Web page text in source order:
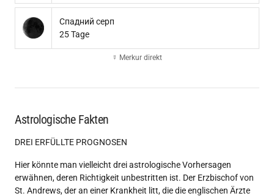
Спадний серп
25 Tage
☿ Merkur direkt
Astrologische Fakten
DREI ERFÜLLTE PROGNOSEN
Hier könnte man vielleicht drei astrologische Vorhersagen
erwähnen, deren Richtigkeit unbestritten ist. Der Erzbischof von
St. Andrews, der an einer Krankheit litt, die die englischen Ärzte